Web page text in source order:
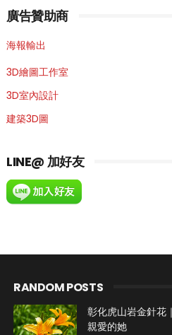
廣告贊助商
海報輸出
3D繪圖工作室
3D室內設計
建築3D圖
LINE@ 加好友
RANDOM POSTS
彰化虎山岩金針花
親愛的她